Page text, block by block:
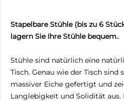
Stapelbare Stühle (bis zu 6
lagern Sie Ihre Stühle bequem..
Stühle sind natürlich eine
Tisch. Genau wie der Tisch sind
massiver Eiche gefertigt und
Langlebigkeit und Solidität aus.